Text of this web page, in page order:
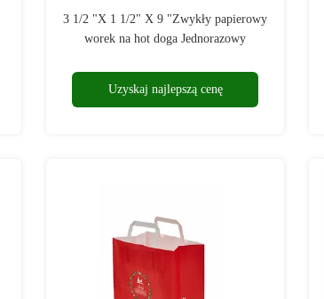
3 1/2 "X 1 1/2" X 9 "Zwykły papierowy
worek na hot doga Jednorazowy
Uzyskaj najlepszą cenę